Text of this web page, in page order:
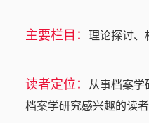
主要栏目： 理论探讨、
读者定位：
从事档案
档案学研究感兴趣的读者